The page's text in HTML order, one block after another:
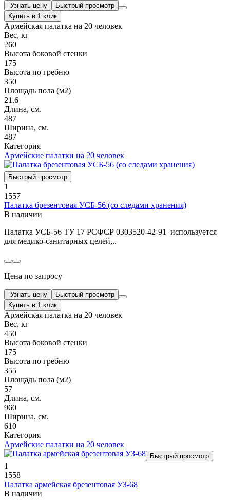
Узнать цену
Быстрый просмотр
Купить в 1 клик
Армейская палатка на 20 человек
Вес, кг
260
Высота боковой стенки
175
Высота по гребню
350
Площадь пола (м2)
21.6
Длина, см.
487
Ширина, см.
487
Категория
Армейские палатки на 20 человек
Быстрый просмотр
1
1557
Палатка брезентовая УСБ-56 (со следами хранения)
В наличии
Палатка УСБ-56 ТУ 17 РСФСР 0303520-42-91 используется
для медико-санитарных целей,..
Цена по запросу
Узнать цену
Быстрый просмотр
Купить в 1 клик
Армейская палатка на 20 человек
Вес, кг
450
Высота боковой стенки
175
Высота по гребню
355
Площадь пола (м2)
57
Длина, см.
960
Ширина, см.
610
Категория
Армейские палатки на 20 человек
Быстрый просмотр
1
1558
Палатка армейская брезентовая УЗ-68
В наличии